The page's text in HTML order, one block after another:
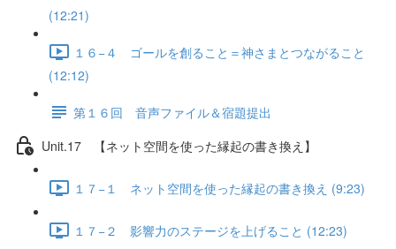
(12:21)
１６−４ ゴールを創ること＝神さまとつながること
(12:12)
第１６回 音声ファイル＆宿題提出
Unit.17 【ネット空間を使った縁起の書き換え】
１７−１ ネット空間を使った縁起の書き換え (9:23)
１７−２ 影響力のステージを上げること (12:23)